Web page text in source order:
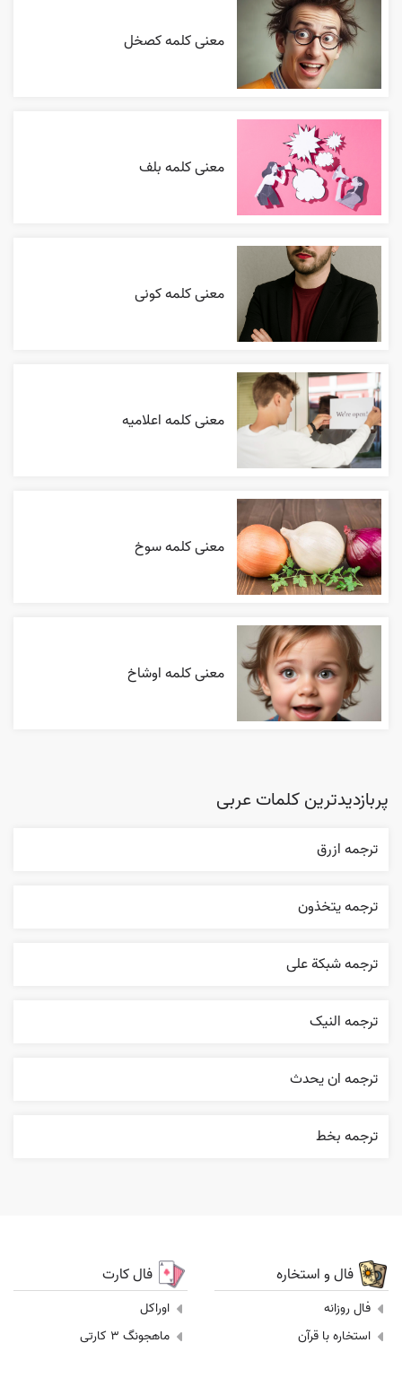
معنی کلمه کصخل
معنی کلمه بلف
معنی کلمه کونی
معنی کلمه اعلاميه
معنی کلمه سوخ
معنی کلمه اوشاخ
پربازدیدترین کلمات عربی
ترجمه ازرق
ترجمه يتخذون
ترجمه شبکة علی
ترجمه النیک
ترجمه ان يحدث
ترجمه بخط
فال و استخاره
فال روزانه
استخاره با قرآن
فال کارت
اوراکل
ماهجونگ 3 کارتی